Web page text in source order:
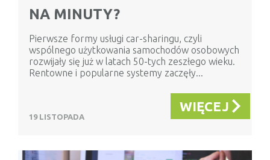
NA MINUTY?
Pierwsze formy usługi car-sharingu, czyli
wspólnego użytkowania samochodów osobowych
rozwijały się już w latach 50-tych zeszłego wieku.
Rentowne i popularne systemy zaczęły...
19 LISTOPADA
WIĘCEJ